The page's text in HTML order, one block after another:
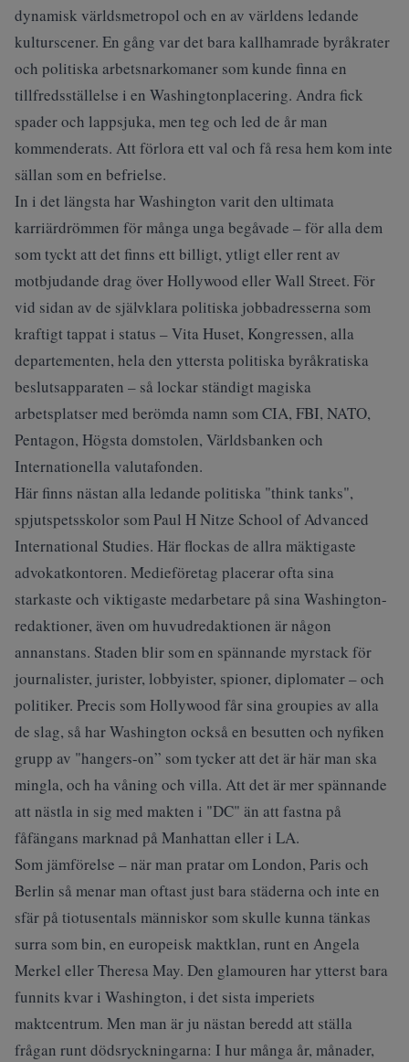
dynamisk världsmetropol och en av världens ledande
kulturscener. En gång var det bara kallhamrade byråkrater
och politiska arbetsnarkomaner som kunde finna en
tillfredsställelse i en Washingtonplacering. Andra fick
spader och lappsjuka, men teg och led de år man
kommenderats. Att förlora ett val och få resa hem kom inte
sällan som en befrielse.
In i det längsta har Washington varit den ultimata
karriärdrömmen för många unga begåvade – för alla dem
som tyckt att det finns ett billigt, ytligt eller rent av
motbjudande drag över Hollywood eller Wall Street. För
vid sidan av de självklara politiska jobbadresserna som
kraftigt tappat i status – Vita Huset, Kongressen, alla
departementen, hela den yttersta politiska byråkratiska
beslutsapparaten – så lockar ständigt magiska
arbetsplatser med berömda namn som CIA, FBI, NATO,
Pentagon, Högsta domstolen, Världsbanken och
Internationella valutafonden.
Här finns nästan alla ledande politiska "think tanks",
spjutspetsskolor som Paul H Nitze School of Advanced
International Studies. Här flockas de allra mäktigaste
advokatkontoren. Medieföretag placerar ofta sina
starkaste och viktigaste medarbetare på sina Washington-
redaktioner, även om huvudredaktionen är någon
annanstans. Staden blir som en spännande myrstack för
journalister, jurister, lobbyister, spioner, diplomater – och
politiker. Precis som Hollywood får sina groupies av alla
de slag, så har Washington också en besutten och nyfiken
grupp av "hangers-on” som tycker att det är här man ska
mingla, och ha våning och villa. Att det är mer spännande
att nästla in sig med makten i "DC" än att fastna på
fåfängans marknad på Manhattan eller i LA.
Som jämförelse – när man pratar om London, Paris och
Berlin så menar man oftast just bara städerna och inte en
sfär på tiotusentals människor som skulle kunna tänkas
surra som bin, en europeisk maktklan, runt en Angela
Merkel eller Theresa May. Den glamouren har ytterst bara
funnits kvar i Washington, i det sista imperiets
maktcentrum. Men man är ju nästan beredd att ställa
frågan runt dödsryckningarna: I hur många år, månader,